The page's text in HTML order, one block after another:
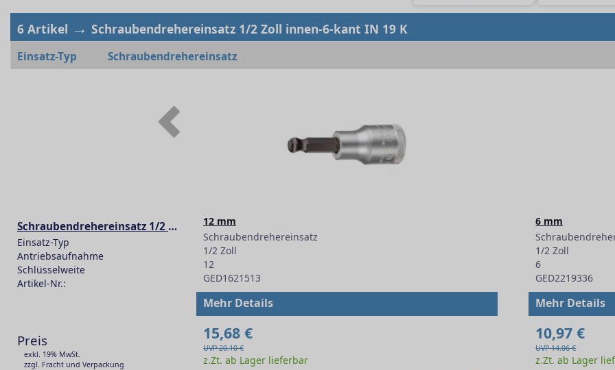
6 Artikel → Schraubendrehereinsatz 1/2 Zoll innen-6-kant IN 19 K
Einsatz-Typ Schraubendrehereinsatz
Schraubendrehereinsatz 1/2 Zoll innen-6-kant IN 19 K
Einsatz-Typ
Antriebsaufnahme
Schlüsselweite
Artikel-Nr.:
Preis
exkl. 19% MwSt.
zzgl. Fracht und Verpackung
12 mm
Schraubendrehereinsatz
1/2 Zoll
12
GED1621513
Mehr Details
15,68 €
UVP 20.10 €
z.Zt. ab Lager lieferbar
6 mm
1/2 Zoll
6
GED2219336
Mehr Details
10,97 €
UVP 14.06 €
z.Zt. ab Lager